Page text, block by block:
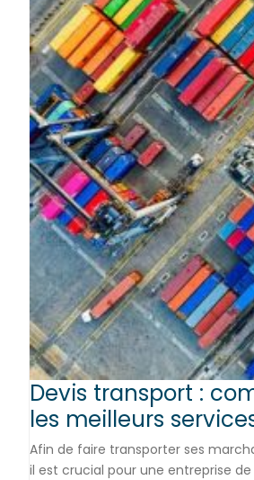
Devis transport :
les meilleurs
Afin de faire transporter ses
il est crucial pour une entreprise